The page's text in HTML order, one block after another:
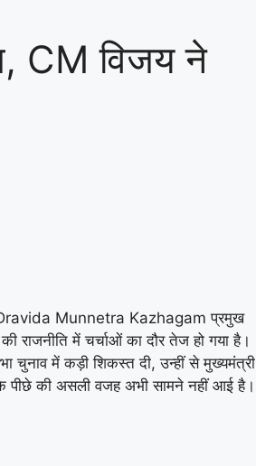
CM विजय ने
Munnetra Kazhagam प्रमुख
में चर्चाओं का दौर तेज हो गया है।
चुनाव में कड़ी शिकस्त दी, उन्हीं से मुख्यमंत्री
पीछे की असली वजह अभी सामने नहीं आई है।